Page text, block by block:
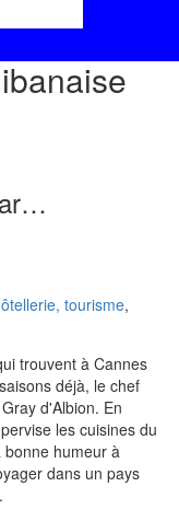
tourisme,
trouvent à Cannes
déjà, le chef
d'Albion. En
les cuisines du
bonne humeur à
dans un pays